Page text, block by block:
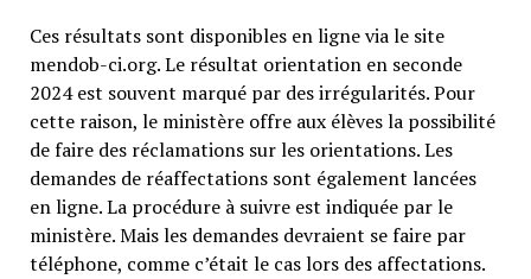
Ces résultats sont disponibles en ligne via le site
mendob-ci.org. Le résultat orientation en seconde
2024 est souvent marqué par des irrégularités. Pour
cette raison, le ministère offre aux élèves la possibilité
de faire des réclamations sur les orientations. Les
demandes de réaffectations sont également lancées
en ligne. La procédure à suivre est indiquée par le
ministère. Mais les demandes devraient se faire par
téléphone, comme c’était le cas lors des affectations.